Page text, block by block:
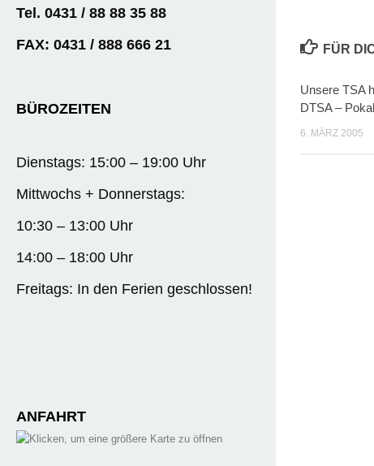
FÜR
Unsere TSA
DTSA –
6. MÄRZ 2005
Tel. 0431 / 88 88 35 88
FAX: 0431 / 888 666 21
BÜROZEITEN
Dienstags: 15:00 – 19:00 Uhr
Mittwochs + Donnerstags:
10:30 – 13:00 Uhr
14:00 – 18:00 Uhr
Freitags: In den Ferien geschlossen!
ANFAHRT